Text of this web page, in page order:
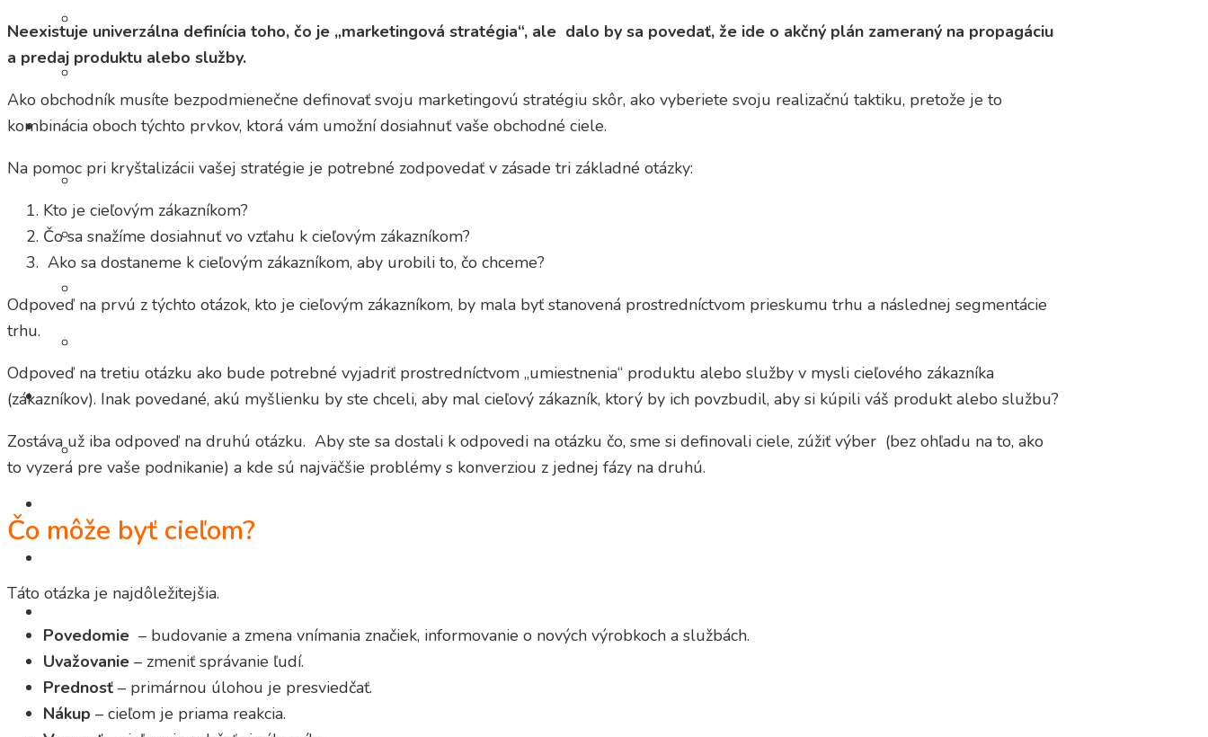
TV PROGRAMY
DOKUMENTÁRNY FILM
PRODUKČNÝ SERVIS
TV ŠTÚDIO NA PRENÁJOM
TV ŠTÁB & POSTPRODUKCIA
TV REKLAMA
MULTIREGIONÁLNA INZERCIA
Neexistuje univerzálna definícia toho, čo je „marketingová stratégia“, ale dalo by sa povedať, že ide o akčný plán zameraný na propagáciu
a predaj produktu alebo služby.
Ako obchodník musíte bezpodmienečne definovať svoju marketingovú stratégiu skôr, ako vyberiete svoju realizačnú taktiku, pretože je to
kombinácia oboch týchto prvkov, ktorá vám umožní dosiahnuť vaše obchodné ciele.
Na pomoc pri kryštalizácii vašej stratégie je potrebné zodpovedať v zásade tri základné otázky:
Kto je cieľovým zákazníkom?
Čo sa snažíme dosiahnuť vo vzťahu k cieľovým zákazníkom?
Ako sa dostaneme k cieľovým zákazníkom, aby urobili to, čo chceme?
Odpoveď na prvú z týchto otázok, kto je cieľovým zákazníkom, by mala byť stanovená prostredníctvom prieskumu trhu a následnej segmentácie
trhu.
Odpoveď na tretiu otázku ako bude potrebné vyjadriť prostredníctvom „umiestnenia“ produktu alebo služby v mysli cieľového zákazníka
(zákazníkov). Inak povedané, akú myšlienku by ste chceli, aby mal cieľový zákazník, ktorý by ich povzbudil, aby si kúpili váš produkt alebo službu?
Zostáva už iba odpoveď na druhú otázku. Aby ste sa dostali k odpovedi na otázku čo, sme si definovali ciele, zúžiť výber (bez ohľadu na to, ako
to vyzerá pre vaše podnikanie) a kde sú najväčšie problémy s konverziou z jednej fázy na druhú.
Čo môže byť cieľom?
Táto otázka je najdôležitejšia.
Povedomie – budovanie a zmena vnímania značiek, informovanie o nových výrobkoch a službách.
Uvažovanie – zmeniť správanie ľudí.
Prednosť – primárnou úlohou je presviedčať.
Nákup – cieľom je priama reakcia.